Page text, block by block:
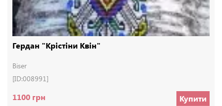
Гердан "Крістіни Квін"
Biser
[ID:008991]
1100 грн Купити